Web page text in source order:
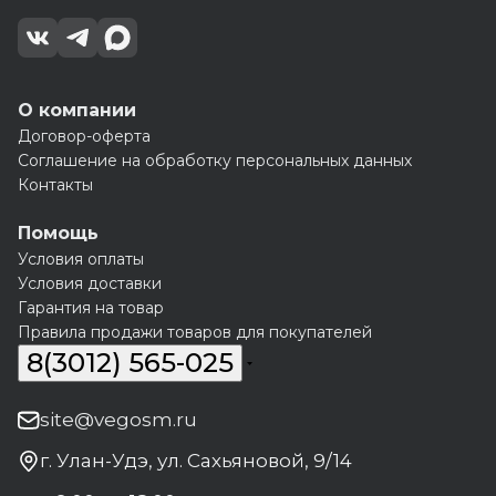
О компании
Договор-оферта
Соглашение на обработку персональных данных
Контакты
Помощь
Условия оплаты
Условия доставки
Гарантия на товар
Правила продажи товаров для покупателей
8(3012) 565-025
site@vegosm.ru
г. Улан-Удэ, ул. Сахьяновой, 9/14